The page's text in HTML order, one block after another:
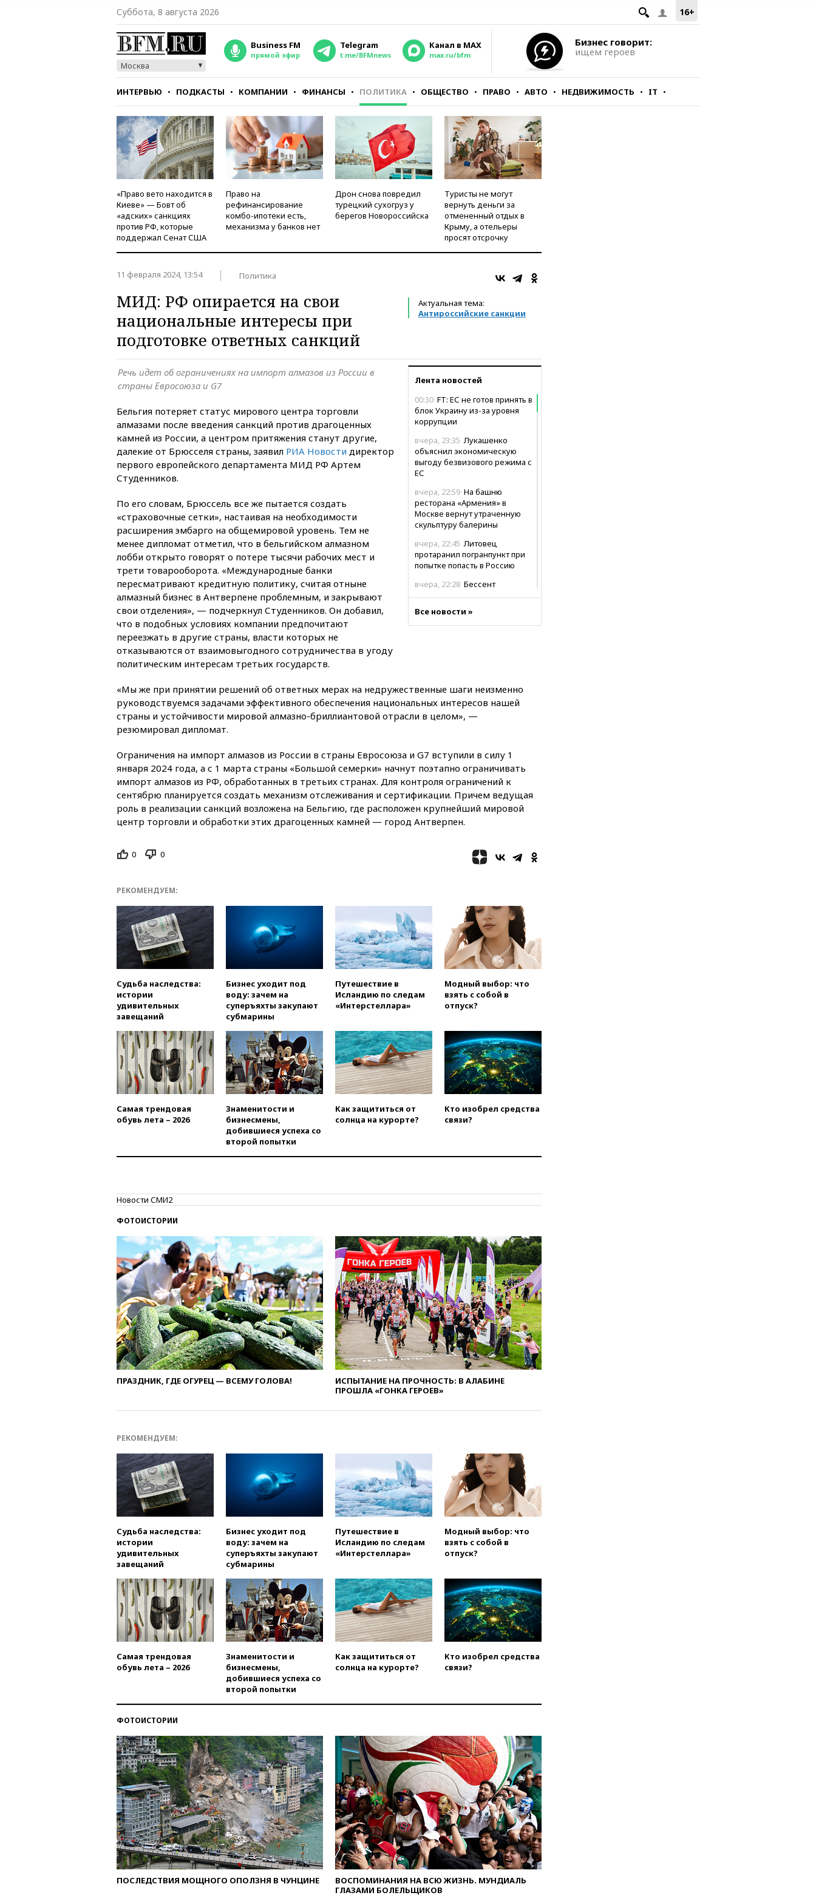
16+
Суббота, 8 августа 2026
Москва
Business FM
прямой эфир
Telegram
t.me/BFMnews
Канал в MAX
max.ru/bfm
Бизнес говорит:
ищем героев
ИНТЕРВЬЮ ПОДКАСТЫ КОМПАНИИ ФИНАНСЫ ПОЛИТИКА ОБЩЕСТВО ПРАВО АВТО НЕДВИЖИМОСТЬ IT
СТИЛЬ ТЕСТЫ
«Право вето находится в
Киеве» — Бовт об
«адских» санкциях
против РФ, которые
поддержал Сенат США
Право на
рефинансирование
комбо-ипотеки есть,
механизма у банков нет
Дрон снова повредил
турецкий сухогруз у
берегов Новороссийска
Туристы не могут
вернуть деньги за
отмененный отдых в
Крыму, а отельеры
просят отсрочку
11 февраля 2024, 13:54 Политика
Актуальная тема:
Антироссийские санкции
МИД: РФ опирается на свои
национальные интересы при
подготовке ответных санкций
Лента новостей
00:30 FT: ЕС не готов принять в
блок Украину из-за уровня
коррупции
вчера, 23:35 Лукашенко
объяснил экономическую
выгоду безвизового режима с
ЕС
вчера, 22:59 На башню
ресторана «Армения» в
Москве вернут утраченную
скульптуру балерины
вчера, 22:45 Литовец
протаранил погранпункт при
попытке попасть в Россию
вчера, 22:28 Бессент
огня США и Ирана
выделить средства на новые
области
атак вглубь РФ
вчера, 21:35После пожара на
складе в Брянске возбудили
уголовное дело
вчера, 21:26Лидеры сборной
РФ по гимнастике получили
На границе
Украины с Польшей скопилось
свыше 6,5 тысячи грузовиков
вчера, 20:53Швыдкой:
«Интервидение» точно
вчера, 20:45ПВО за день
сбила еще 75 украинских
вчера, 20:35Велосипедист
погиб при атаке FPV-дрона в
Белгородской области
вчера, 20:30Лидию Невзорову
заочно арестовали по делу о
финансировании
экстремизма
Белом доме
против журналистки Катерины
Гордеевой о фейках о ВС
России
вчера, 19:45ISU предоставил
нейтральный статус
фигуристкам Валиевой и
Трусовой
вчера, 19:35Зеленский
впервые совершил
официальный визит в Сербию
погибла во Французских
Альпах
вчера, 19:00Открытое
вчера, 18:55
Минобороны
отчиталось об ударах по двум
украинским сухогрузам в
Черном море
вчера, 18:47
Школьники из РФ
стали абсолютными
чемпионами на олимпиаде по
ИИ
вчера, 18:39 Два человека
ВСУ по многоэтажке в Керчи
вчера, 18:25Беспилотник
атаковал турецкий сухогруз у
побережья Новороссийска
вчера, 18:18Товарооборот
году более чем на четверть
Белгородскую область
проверить самолеты Boeing на
наличие трещин
вчера, 17:35В Казани
пятилетний ребенок погиб при
падении из окна десятого
этажа
вчера, 17:17Bloomberg:
киберкомандование США
расследует серию
самоубийств своих служащих
вчера, 17:00 Сняты
ограничения на полеты в
аэропорту Геленджика
Все новости »
Речь идет об ограничениях на импорт алмазов из России в
страны Евросоюза и G7
Бельгия потеряет статус мирового центра торговли
алмазами после введения санкций против драгоценных
камней из России, а центром притяжения станут другие,
далекие от Брюсселя страны, заявил РИА Новости директор
первого европейского департамента МИД РФ Артем
Студенников.
По его словам, Брюссель все же пытается создать
«страховочные сетки», настаивая на необходимости
расширения эмбарго на общемировой уровень. Тем не
менее дипломат отметил, что в бельгийском алмазном
лобби открыто говорят о потере тысячи рабочих мест и
трети товарооборота. «Международные банки
пересматривают кредитную политику, считая отныне
алмазный бизнес в Антверпене проблемным, и закрывают
свои отделения», — подчеркнул Студенников. Он добавил,
что в подобных условиях компании предпочитают
переезжать в другие страны, власти которых не
отказываются от взаимовыгодного сотрудничества в угоду
политическим интересам третьих государств.
«Мы же при принятии решений об ответных мерах на недружественные шаги неизменно
руководствуемся задачами эффективного обеспечения национальных интересов нашей
страны и устойчивости мировой алмазно-бриллиантовой отрасли в целом», —
резюмировал дипломат.
Ограничения на импорт алмазов из России в страны Евросоюза и G7 вступили в силу 1
января 2024 года, а с 1 марта страны «Большой семерки» начнут поэтапно ограничивать
импорт алмазов из РФ, обработанных в третьих странах. Для контроля ограничений к
сентябрю планируется создать механизм отслеживания и сертификации. Причем ведущая
роль в реализации санкций возложена на Бельгию, где расположен крупнейший мировой
центр торговли и обработки этих драгоценных камней — город Антверпен.
0 0
РЕКОМЕНДУЕМ:
Судьба наследства:
истории
удивительных
завещаний
Бизнес уходит под
воду: зачем на
суперъяхты закупают
субмарины
Путешествие в
Исландию по следам
«Интерстеллара»
Модный выбор: что
взять с собой в
отпуск?
Самая трендовая
обувь лета – 2026
Знаменитости и
бизнесмены,
добившиеся успеха со
второй попытки
Как защититься от
солнца на курорте?
Кто изобрел средства
связи?
Новости СМИ2
ФОТОИСТОРИИ
ПРАЗДНИК, ГДЕ ОГУРЕЦ — ВСЕМУ ГОЛОВА!
ИСПЫТАНИЕ НА ПРОЧНОСТЬ: В АЛАБИНЕ
ПРОШЛА «ГОНКА ГЕРОЕВ»
РЕКОМЕНДУЕМ:
Судьба наследства:
истории
удивительных
завещаний
Бизнес уходит под
воду: зачем на
суперъяхты закупают
субмарины
Путешествие в
Исландию по следам
«Интерстеллара»
Модный выбор: что
взять с собой в
отпуск?
Самая трендовая
обувь лета – 2026
Знаменитости и
бизнесмены,
добившиеся успеха со
второй попытки
Как защититься от
солнца на курорте?
Кто изобрел средства
связи?
ФОТОИСТОРИИ
ПОСЛЕДСТВИЯ МОЩНОГО ОПОЛЗНЯ В ЧУНЦИНЕ
ВОСПОМИНАНИЯ НА ВСЮ ЖИЗНЬ. МУНДИАЛЬ
ГЛАЗАМИ БОЛЕЛЬЩИКОВ